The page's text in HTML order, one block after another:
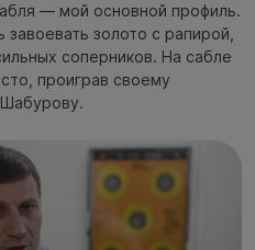
— мой основной профиль.
золото с рапирой,
соперников. На сабле
проиграв своему